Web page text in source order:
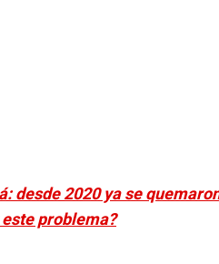
desde 2020 ya se
problema?